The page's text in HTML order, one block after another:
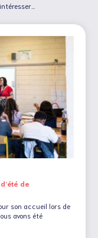
de
son accueil lors de
avons été